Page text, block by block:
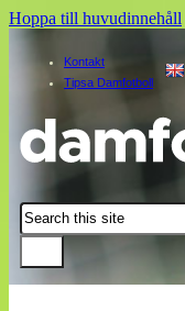
Hoppa till huvudinnehåll
Kontakt
Tipsa Damfotboll
Sök